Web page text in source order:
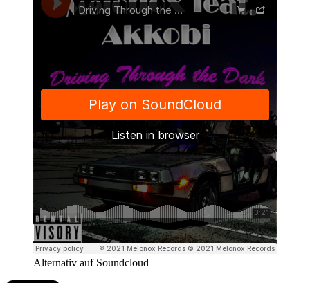
Alternativ auf Soundcloud